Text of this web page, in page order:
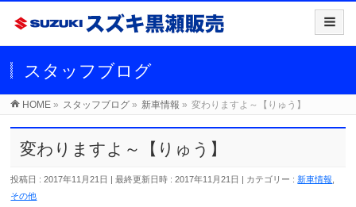
スタッフブログ
HOME » スタッフブログ » 新車情報 » 変わりますよ～【りゅう】
変わりますよ～【りゅう】
投稿日 : 2017年11月21日 最終更新日時 : 2017年11月21日 カテゴリー : 新車情報
その他